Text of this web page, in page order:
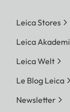
Leica Stores
Leica
Leica Welt
Le Blog Leica
Newsletter